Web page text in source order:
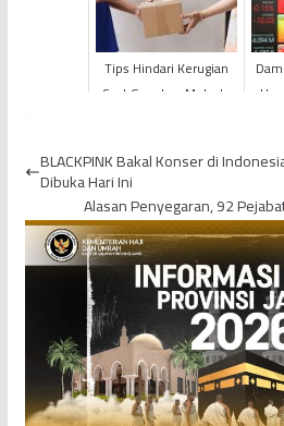
Tips Hindari Kerugian
Saat Gunakan Metode
BLACKPINK Bakal Konser di
Dibuka Hari Ini
Alasan Penyegaran, 92